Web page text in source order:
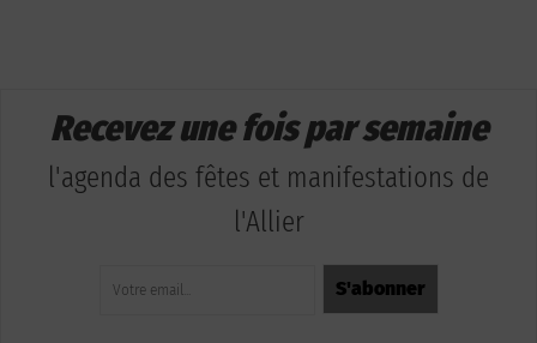
Recevez une fois par semaine
l'agenda des fêtes et manifestations de
l'Allier